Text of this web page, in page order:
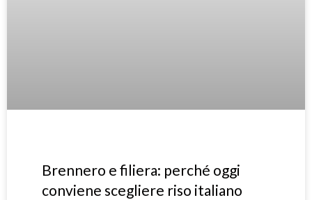
Brennero e filiera: perché oggi
conviene scegliere riso italiano